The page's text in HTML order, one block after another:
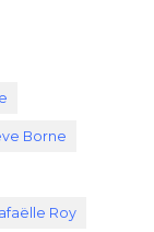
Borne
Roy